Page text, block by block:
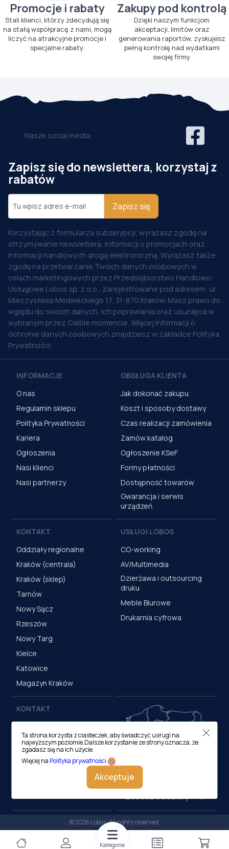
Promocje i rabaty
Stali klienci, którzy zdecydują się
na stałą współpracę z nami, mogą
liczyć na atrakcyjne promocje i
specjalne rabaty.
Zakupy pod kontrolą
Dzięki naszym funkcjom
akceptacji, limitów oraz
generowania raportów, zyskujesz
pełną kontrolę nad wydatkami
swojej firmy.
Nasze social media:
Zapisz się do newslettera, korzystaj z
rabatów
Zapisz się
Korzystając z formularza subskrypcji, wyrażasz zgodę na
otrzymywanie newslettera, informacji o promocjach oraz
informacji handlowych drogą elektroniczną. Wyrażasz także
zgodę na przetwarzanie Twoich danych osobowych w
celach marketingowych przez Przedsiębiorstwo Handlowo-
Usługowe Lobos sp. z o.o., zarejestrowane pod adresem: ul.
Mieczysława Medweckiego 17, 31-870 Kraków. Masz prawo do
wglądu do swoich danych, ich poprawiania oraz usunięcia w
wybranym przez Ciebie momencie. Więcej informacji o
ochronie danych osobowych znajdziesz w zakładce Polityka
Prywatności.
INFORMACJE
O nas
Regulamin sklepu
Polityka Prywatności
Kariera
Ogłoszenia
Nasi klienci
Nasi partnerzy
OBSŁUGA KLIENTA
Jak dokonać zakupu
Koszt i sposoby dostawy
Czas realizacji zamówienia
Zamów katalog
Ogłoszenie KSeF
Formy płatności
Dostępność towarów
Gwarancja i serwis
urządzeń
KONTAKT
Oddziały regionalne
Kraków (centrala)
Kraków (sklep)
Tarnów
Nowy Sącz
Rzeszów
Nowy Targ
Kielce
Katowice
Magazyn Kraków
USŁUGI LOBOS
CO-working
AV/Multimedia
Dzierżawa i outsourcing
druku
Meble Biurowe
Drukarnia cyfrowa
KONTAKT
ul. M. Medweckiego 17, 31-
870 Kraków
tel.:12 413 20 00
biuro@lobos.pl
Zobacz oddziały
© 2026 Lobos. All rights reserved.
Ta strona korzysta z ciasteczek, aby świadczyć usługi na
najwyższym poziomie.Dalsze korzystanie ze strony oznacza, że
zgadasz się na ich użycie.
Więcej na Polityka prywatności
Akceptuje
Kategorie